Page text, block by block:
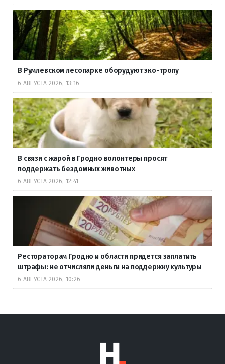
В Румлевском лесопарке оборудуют эко-тропу
6 АВГУСТА 2026, 13:16
В связи с жарой в Гродно волонтеры просят
поддержать бездомных животных
6 АВГУСТА 2026, 12:41
Рестораторам Гродно и области придется заплатить
штрафы: не отчисляли деньги на поддержку культуры
6 АВГУСТА 2026, 10:26